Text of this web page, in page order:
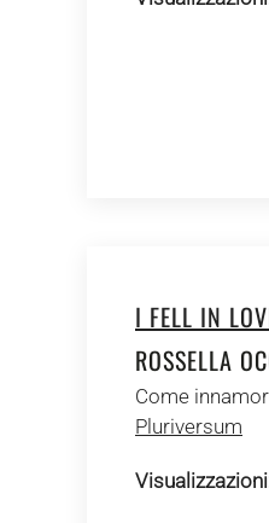
I FELL IN
ROSSELLA
Come
Pluriversum